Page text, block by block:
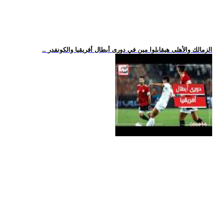
.. الزمالك والأهلى هيقابلوا مين في دورى أبطال أفريقيا والكونفدر